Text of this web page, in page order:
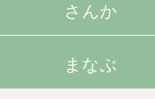
さんか
まなぶ